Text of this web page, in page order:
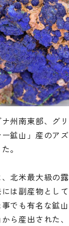
州南東部、グ
鉱山」産のア
。
北米最大級の
は副産物とし
でも有名な鉱山
ら産出された